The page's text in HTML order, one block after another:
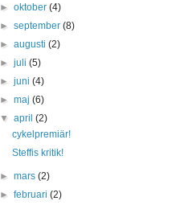
►oktober(4)
►september(8)
►augusti(2)
►juli(5)
►juni(4)
►maj(6)
▼april(2)
cykelpremiär!
Steffis kritik!
►mars(2)
►februari(2)